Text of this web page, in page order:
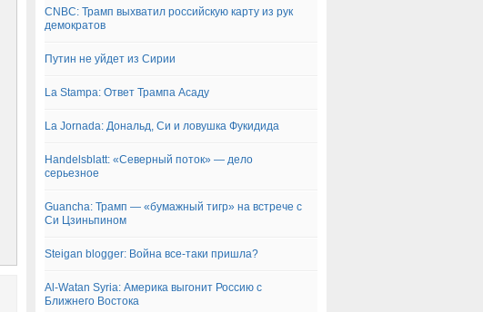
CNBC: Трамп выхватил российскую карту из рук
демократов
Путин не уйдет из Сирии
La Stampa: Ответ Трампа Асаду
La Jornada: Дональд, Си и ловушка Фукидида
Handelsblatt: «Северный поток» — дело
серьезное
Guancha: Трамп — «бумажный тигр» на встрече с
Си Цзиньпином
Steigan blogger: Война все-таки пришла?
Al-Watan Syria: Америка выгонит Россию с
Ближнего Востока